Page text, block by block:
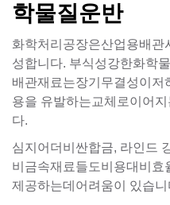
학물질운반
화학처리공장은산업용배
성합니다. 부식성강한화학
배관재료는장기무결성이저
용을 유발하는교체로이어
다.
심지어더비싼합금, 라인드
비금속재료들도비용대비
제공하는데어려움이 있습니